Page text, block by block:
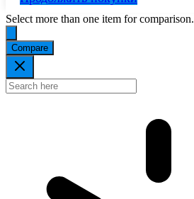
Select more than one item for comparison.
Compare